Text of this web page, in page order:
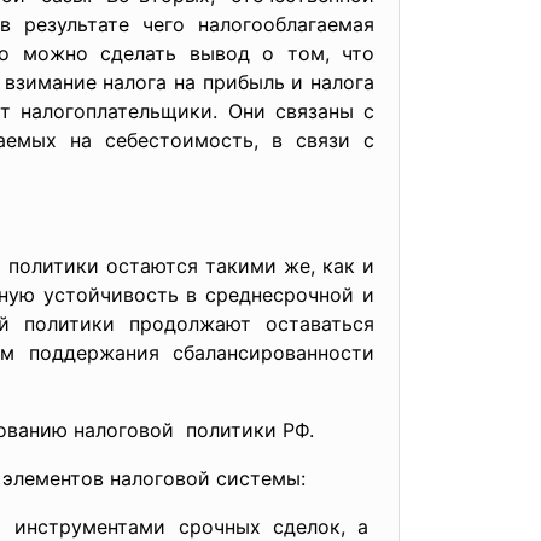
чего налогооблагаемая
можно сделать вывод о том, что
налога на прибыль и налога
Они связаны с
на себестоимость, в связи с
остаются такими же, как и
устойчивость в среднесрочной и
политики продолжают оставаться
поддержания сбалансированности
налоговой политики РФ.
налоговой системы:
срочных сделок, а